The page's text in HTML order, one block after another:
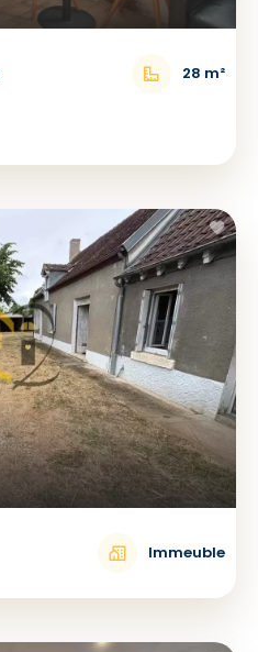
28 m²
Immeuble